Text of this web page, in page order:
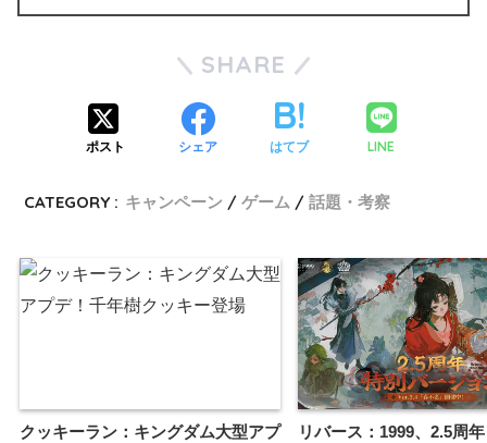
SHARE
ポスト シェア はてブ LINE
CATEGORY : キャンペーン ゲーム 話題・考察
クッキーラン：キングダム大型アプ リバース：1999、2.5周